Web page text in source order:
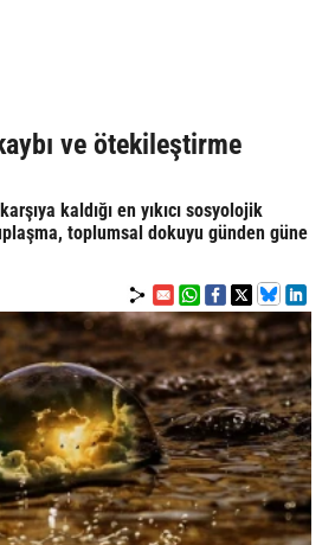
ve ötekileştirme
kaldığı en yıkıcı sosyolojik
toplumsal dokuyu günden güne